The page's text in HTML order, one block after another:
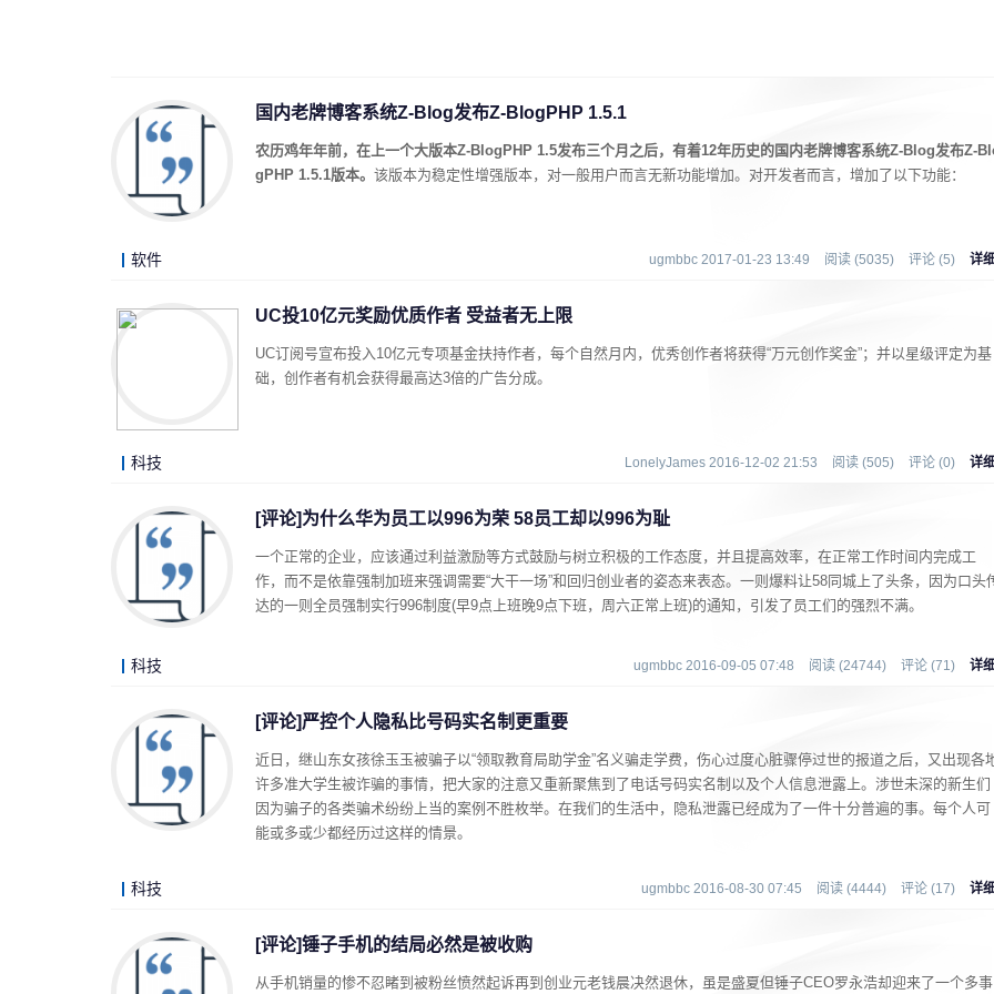
国内老牌博客系统Z-Blog发布Z-BlogPHP 1.5.1
农历鸡年年前，在上一个大版本Z-BlogPHP 1.5发布三个月之后，有着12年历史的国内老牌博客系统Z-Blog发布Z-
gPHP 1.5.1版本。 该版本为稳定性增强版本，对一般用户而言无新功能增加。对开发者而言，增加了以下功能：
软件 ugmbbc 2017-01-23 13:49 阅读 (5035) 评论 (5) 详
UC投10亿元奖励优质作者 受益者无上限
UC订阅号宣布投入10亿元专项基金扶持作者，每个自然月内，优秀创作者将获得“万元创作奖金”；并以星级评定为基
础，创作者有机会获得最高达3倍的广告分成。
科技 LonelyJames 2016-12-02 21:53 阅读 (505) 评论 (0) 详
[评论]为什么华为员工以996为荣 58员工却以996为耻
一个正常的企业，应该通过利益激励等方式鼓励与树立积极的工作态度，并且提高效率，在正常工作时间内完成工
作，而不是依靠强制加班来强调需要“大干一场”和回归创业者的姿态来表态。一则爆料让58同城上了头条，因为口头
达的一则全员强制实行996制度(早9点上班晚9点下班，周六正常上班)的通知，引发了员工们的强烈不满。
科技 ugmbbc 2016-09-05 07:48 阅读 (24744) 评论 (71) 详
[评论]严控个人隐私比号码实名制更重要
近日，继山东女孩徐玉玉被骗子以“领取教育局助学金”名义骗走学费，伤心过度心脏骤停过世的报道之后，又出现各
许多准大学生被诈骗的事情，把大家的注意又重新聚焦到了电话号码实名制以及个人信息泄露上。涉世未深的新生们
因为骗子的各类骗术纷纷上当的案例不胜枚举。在我们的生活中，隐私泄露已经成为了一件十分普遍的事。每个人可
能或多或少都经历过这样的情景。
科技 ugmbbc 2016-08-30 07:45 阅读 (4444) 评论 (17) 详
[评论]锤子手机的结局必然是被收购
从手机销量的惨不忍睹到被粉丝愤然起诉再到创业元老钱晨决然退休，虽是盛夏但锤子CEO罗永浩却迎来了一个多事